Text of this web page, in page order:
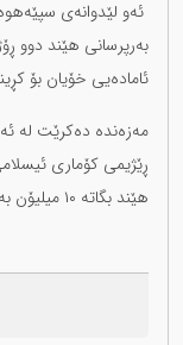
بەرپرسانی هێند دوو
ئامادەیی خۆیان بۆ
مەزەندە دەکرێت لە
ڕێژیمی کۆماری
هێند بگاتە ١٠ میلیۆن بەرمیل لە ساڵدا.